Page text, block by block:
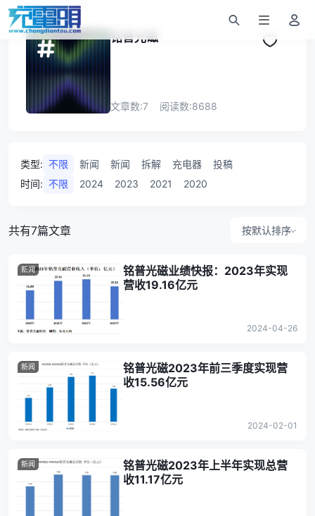
铭普光磁
文章数:7 阅读数:8688
类型: 不限 新闻 新闻 拆解 充电器
投稿
时间: 不限 2024 2023 2021 2020
共有7篇文章 按默认排序
新闻
铭普光磁业绩快报：2023年实现
营收19.16亿元
2024-04-26
新闻
铭普光磁2023年前三季度实现营
收15.56亿元
2024-02-01
新闻
铭普光磁2023年上半年实现总营
收11.17亿元